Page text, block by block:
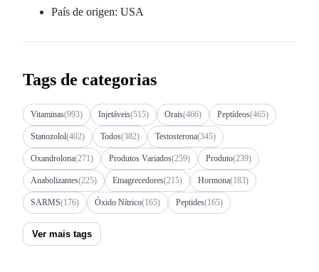
País de origen: USA
Tags de categorias
Vitaminas(993) Injetáveis(515) Orais(466) Peptídeos(465)
Stanozolol(402) Todos(382) Testosterona(345)
Oxandrolona(271) Produtos Variados(259) Produto(239)
Anabolizantes(225) Emagrecedores(215) Hormona(183)
SARMS(176) Óxido Nítrico(165) Peptides(165)
Ver mais tags